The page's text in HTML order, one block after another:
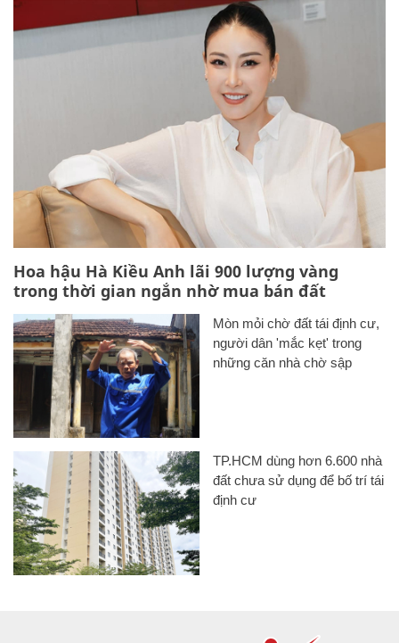
Hoa hậu Hà Kiều Anh lãi 900 lượng vàng
trong thời gian ngắn nhờ mua bán đất
Mòn mỏi chờ đất tái định cư,
người dân 'mắc kẹt' trong
những căn nhà chờ sập
TP.HCM dùng hơn 6.600 nhà
đất chưa sử dụng để bố trí tái
định cư